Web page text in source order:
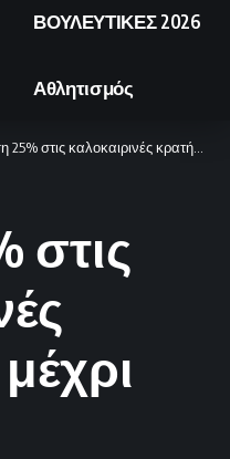
ΒΟΥΛΕΥΤΙΚΕΣ 2026
Αθλητισμός
στις καλοκαιρινές κρατήσεις μέχρι στιγμής.
στις